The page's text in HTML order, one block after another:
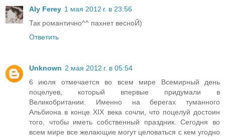
Aly Ferey 1 мая 2012 г. в 23:56
Так романтично^^ пахнет весноЙ)
Ответить
Unknown 2 мая 2012 г. в 05:54
6 июля отмечается во всем мире Всемирный день
поцелуев, который впервые придумали в
Великобритании. Именно на берегах туманного
Альбиона в конце XIX века сочли, что поцелуй достоин
того, чтобы иметь собственный праздник. Сегодня во
всем мире все желающие могут целоваться с кем угодно